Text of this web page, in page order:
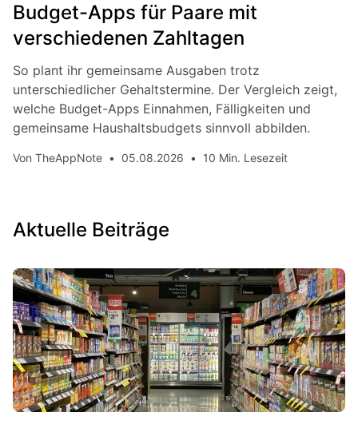
Budget-Apps für Paare mit
verschiedenen Zahltagen
So plant ihr gemeinsame Ausgaben trotz
unterschiedlicher Gehaltstermine. Der Vergleich zeigt,
welche Budget-Apps Einnahmen, Fälligkeiten und
gemeinsame Haushaltsbudgets sinnvoll abbilden.
Von TheAppNote • 05.08.2026 • 10 Min. Lesezeit
Aktuelle Beiträge